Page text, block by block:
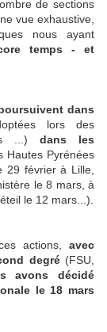
de sections
vue exhaustive,
nous ayant
temps - et
dans
lors des
...) dans les
Hautes Pyrénées
29 février à Lille,
le 8 mars, à
le 12 mars...).
actions, avec
degré(FSU,
avons décidé
le 18 mars